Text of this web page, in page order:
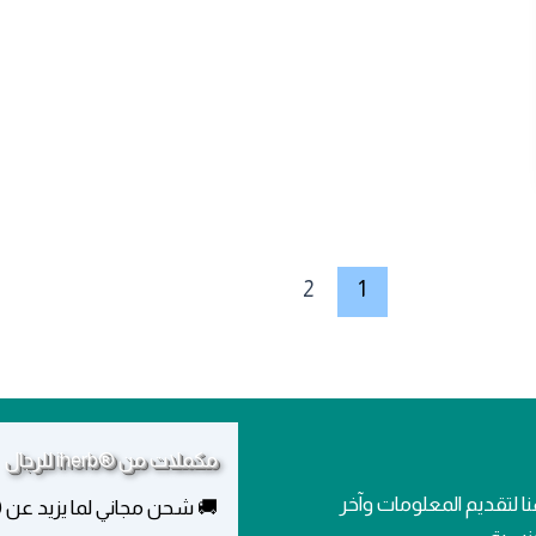
1
2
لتقديم المعلومات وآخر
مكملات من ®iherb للرجال
🚚 شحن مجاني لما يزيد عن 250.00 ر.س